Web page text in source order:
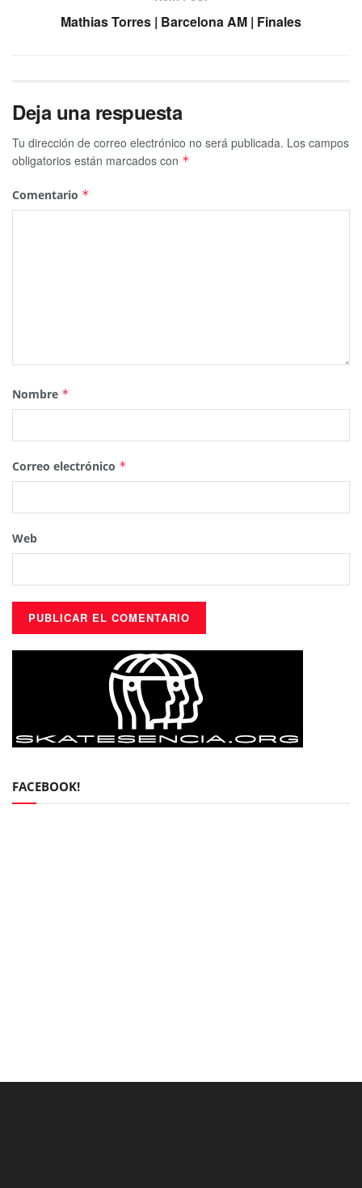
Mathias Torres | Barcelona AM | Finales
Deja una respuesta
Tu dirección de correo electrónico no será publicada. Los campos
obligatorios están marcados con *
Comentario *
Nombre *
Correo electrónico *
Web
FACEBOOK!